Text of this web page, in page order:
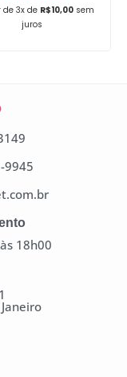
3x de R$10,00 sem
juros
9945
18h00